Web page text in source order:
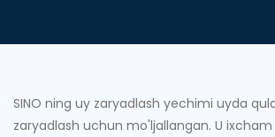
SINO ning uy zaryadlash yechimi uyda
zaryadlash uchun mo'ljallangan. U